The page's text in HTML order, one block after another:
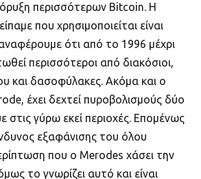
περισσότερων Bitcoin. Η
που χρησιμοποιείται είναι
ότι από το 1996 μέχρι
περισσότεροι από διακόσιοι,
και δασοφύλακες. Ακόμα και ο
έχει δεχτεί πυροβολισμούς δύο
στις γύρω εκεί περιοχές. Επομένως
εξαφάνισης του όλου
που ο Merodes χάσει την
το γνωρίζει αυτό και είναι